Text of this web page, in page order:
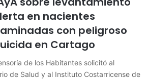
en nacientes
con peligroso
en Cartago
de los Habitantes solicitó al
de Salud y al Instituto Costarricense de